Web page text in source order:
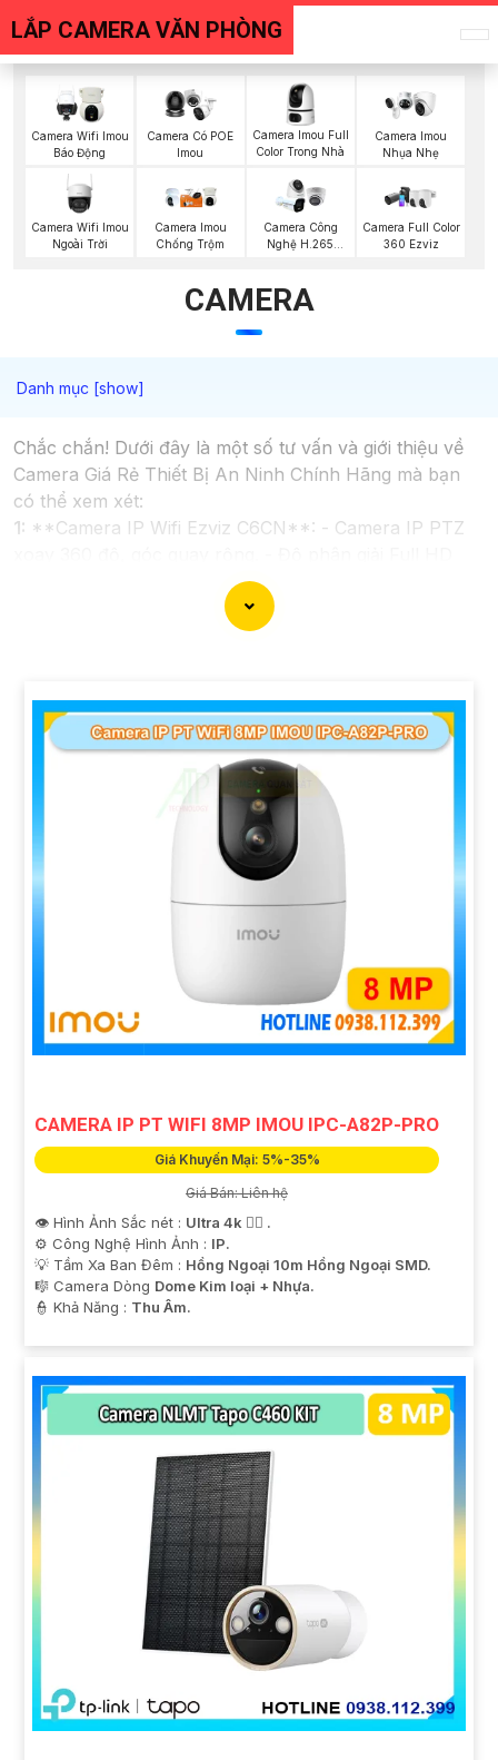
LẮP CAMERA VĂN PHÒNG
Camera Wifi Imou
Báo Động
Camera Có POE
Imou
Camera Imou Full
Color Trong Nhà
Camera Imou
Nhụa Nhẹ
Camera Wifi Imou
Ngoài Trời
Camera Imou
Chống Trộm
Camera Công
Nghệ H.265
Camera Full Color
360 Ezviz
CAMERA
Chắc chắn! Dưới đây là một số tư vấn và giới thiệu về
Camera Giá Rẻ Thiết Bị An Ninh Chính Hãng mà bạn
có thể xem xét:
1: **Camera IP Wifi Ezviz C6CN**: - Camera IP PTZ
1080p. - Hỗ trợ kết nối không dây WiFi. - Tích hợp
công nghệ hồng ngoại thông minh. - Phù hợp để theo
giải 2MP (1920x1080). - Hỗ trợ chống ngược sáng kỹ
thuật số. - Thiết kế vỏ nhựa chống va đập. - Hồng
ngoại ban đêm khoảng cách lên đến 30m.
**Camera Dahua HDCVI HAC-HFW1200T**: -
Camera HDCVI 2MP hỗ trợ chất lượng hình ảnh cao. -
Lens cố định 3.6mm. - Tầm quan sát hồng ngoại lên
đến 20m. - Chống ngược sáng Digital WDR, cân bằng
sáng, chống nhiễu 3D. - Giá phải chăng với chất lượng
chắc chắn hơn
Nhớ kiểm tra và lựa chọn sản phẩm phù hợp với nhu
cầu sử dụng và không gian lắp đặt của bạn. Bạn có thể
tham khảo thêm thông tin chi tiết và mua hàng tại các
cửa hàng điện tử uy tín hoặc cửa hàng thiết bị an ninh
chuyên nghiệp. Chúc bạn tìm được giải pháp an ninh
CAMERA IP PT WIFI 8MP IMOU IPC-A82P-PRO
Giá Khuyến Mại: 5%-35%
Giá Bán: Liên hệ
👁 Hình Ảnh Sắc nét : Ultra 4k 👍🏾 .
⚙ Công Nghệ Hình Ảnh : IP.
💡 Tầm Xa Ban Đêm : Hồng Ngoại 10m Hồng Ngoại SMD.
🎼️ Camera Dòng Dome Kim loại + Nhựa.
️👮 Khả Năng : Thu Âm.